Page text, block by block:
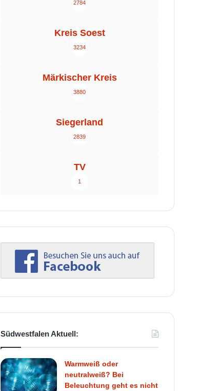
2784
Kreis Soest
3234
Märkischer Kreis
3880
Siegerland
2839
TV
1
Südwestfalen Aktuell:
Warmweiß oder
neutralweiß? Bei
Beleuchtung geht es nicht